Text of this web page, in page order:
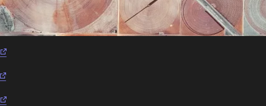
situe entre 25 000 et 40 000 €, les données sont disponibles ci-